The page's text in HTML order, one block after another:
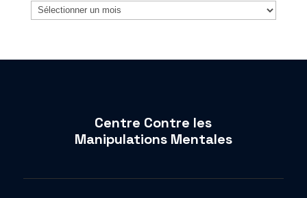
Archives
Centre Contre les
Manipulations Mentales